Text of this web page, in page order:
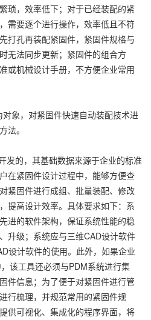
琐，效率低下；对于已经装配的紧
需要逐个进行操作，效率低且不符
打孔再装配紧固件，紧固件规格与
无法同步更新；紧固件的组合方
或机械设计手册，不方便企业常用
象，对紧固件快速自动装配技术进
法。
发的，其基础数据来源于企业的标准
在紧固件设计过程中，能够方便查
紧固件进行成组、批量装配、修改
提高设计效率。具体要求如下：系
进的软件架构，保证系统性能的稳
升级；系统应与三维CAD设计软件
设计软件的使用。此外，如果企业
该工具还必须与PDM系统进行集
件信息；为了便于对紧固件进行管
行梳理，并规范常用的紧固件规
供可视化、集成化的程序界面，将